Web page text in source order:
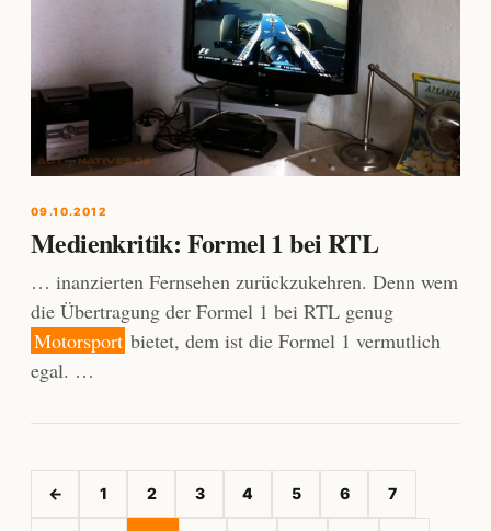
09.10.2012
Medienkritik: Formel 1 bei RTL
… inanzierten Fernsehen zurückzukehren. Denn wem
die Übertragung der Formel 1 bei RTL genug
Motorsport bietet, dem ist die Formel 1 vermutlich
egal. …
← 1 2 3 4 5 6 7